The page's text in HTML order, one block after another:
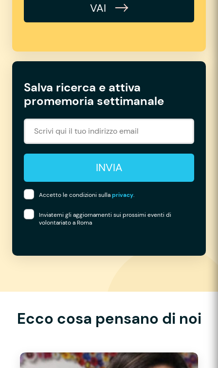
VAI
Salva ricerca e attiva
promemoria settimanale
INVIA
Accetto le condizioni sullaprivacy.
Inviatemi gli aggiornamenti sui prossimi eventi di
volontariato a Roma
Ecco cosa pensano di noi